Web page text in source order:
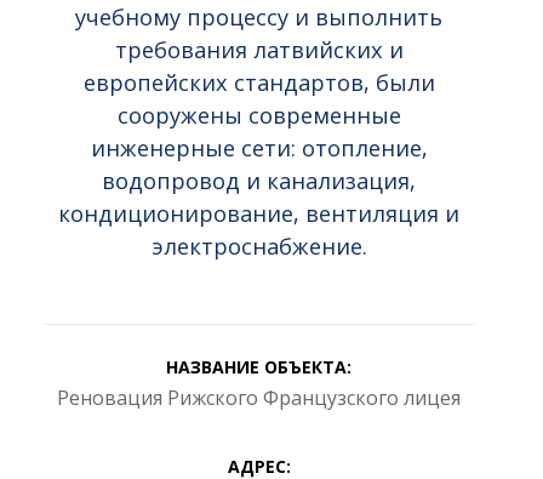
учебному процессу и выполнить
требования латвийских и
европейских стандартов, были
сооружены современные
инженерные сети: отопление,
водопровод и канализация,
кондиционирование, вентиляция и
электроснабжение.
НАЗВАНИЕ ОБЪЕКТА:
Реновация Рижского Французского лицея
АДРЕС: